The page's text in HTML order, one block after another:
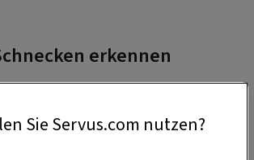
erkennen
organische Substanz genauso
und noch lebende Schnecken.
Sie Servus.com nutzen?